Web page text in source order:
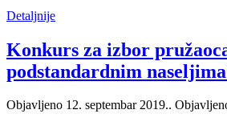
Detaljnije
Konkurs za izbor
podstandardnim
Objavljeno 12. septembar 2019..